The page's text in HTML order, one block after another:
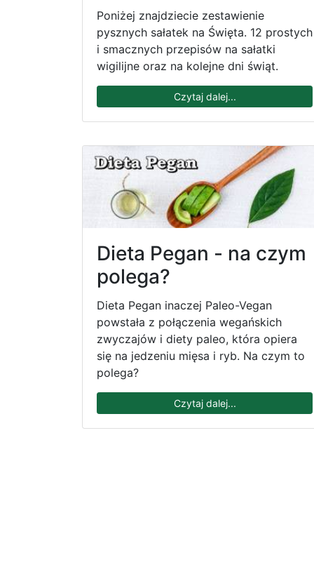
Poniżej znajdziecie zestawienie
pysznych sałatek na Święta. 12 prostych
i smacznych przepisów na sałatki
wigilijne oraz na kolejne dni świąt.
Czytaj dalej...
Dieta Pegan - na czym
polega?
Dieta Pegan inaczej Paleo-Vegan
powstała z połączenia wegańskich
zwyczajów i diety paleo, która opiera
się na jedzeniu mięsa i ryb. Na czym to
polega?
Czytaj dalej...